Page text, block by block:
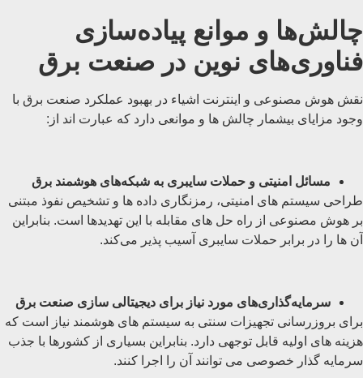
چالش‌ها و موانع پیاده‌سازی
فناوری‌های نوین در صنعت برق
نقش هوش مصنوعی و اینترنت اشیاء در بهبود عملکرد صنعت برق با
وجود مزایای بیشمار چالش ‌ها و موانعی دارد که عبارت اند از:
مسائل امنیتی و حملات سایبری به شبکه‌های هوشمند برق
طراحی سیستم ‌های امنیتی، رمزنگاری داده‌ ها و تشخیص نفوذ مبتنی
بر هوش مصنوعی از راه حل های مقابله با این تهدیدها است. بنابراین
آن ها را در برابر حملات سایبری آسیب ‌پذیر می‌کند.
سرمایه‌گذاری‌های مورد نیاز برای دیجیتالی ‌سازی صنعت برق
برای بروزرسانی تجهیزات سنتی به سیستم های هوشمند نیاز است که
هزینه های اولیه قابل توجهی دارد. بنابراین بسیاری از کشورها با جذب
سرمایه گذار خصوصی می توانند آن را اجرا کنند.